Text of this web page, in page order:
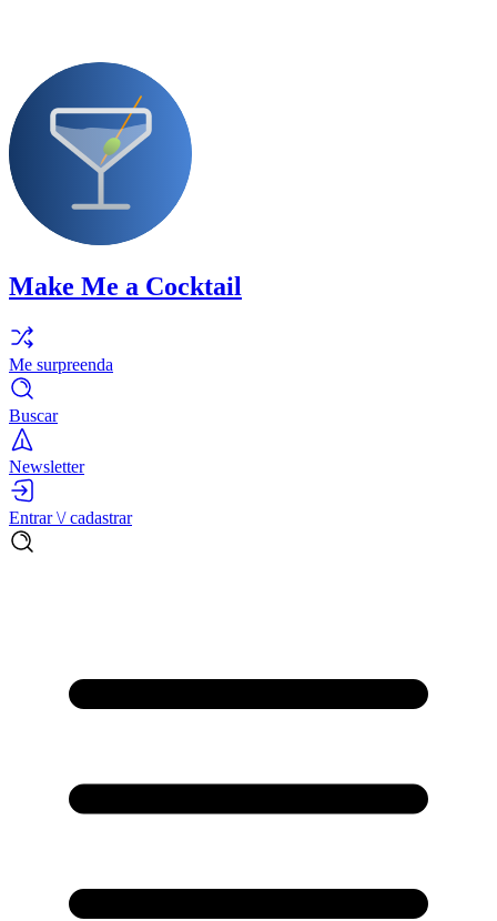
Make Me a Cocktail
Me surpreenda
Buscar
Newsletter
Entrar \/ cadastrar